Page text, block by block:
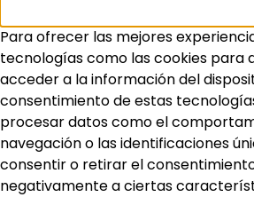
Para ofrecer las mejores
tecnologías como las cookies para
acceder a la información del
consentimiento de estas
procesar datos como el
navegación o las identificaciones
consentir o retirar el
negativamente a ciertas